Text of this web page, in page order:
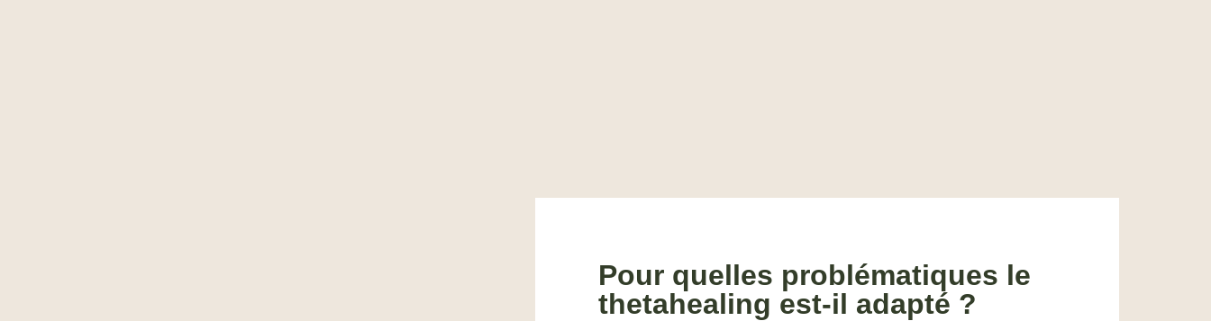
Pour quelles problématiques le
thetahealing est-il adapté ?